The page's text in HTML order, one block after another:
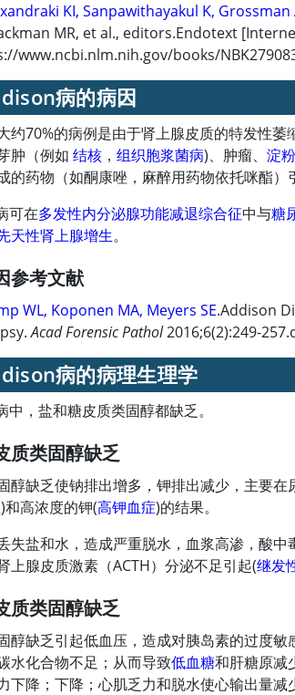
KI, Sanpawithayakul K, Grossman
MR, et al., editors.Endotext
www.ncbi.nlm.nih.gov/books/
病的病因
约70%的病例是由于肾上腺皮质的特发性萎
肿（例如结核 ，组织胞浆菌病)、肿瘤、淀
的药物（如酮康唑，麻醉用药物依托咪酯）
可在多发性内分泌腺功能减退综合征中与糖
天性肾上腺增生。
参考文献
WL, Koponen MA, Meyers SE.Addison
Acad Forensic Pathol2016;6(2):249-
病的病理生理学
，盐和糖皮质类固醇都缺乏。
质类固醇缺乏
醇缺乏使钠排出增多，钾排出减少，主要
)和高浓度的钾(高钾血症)的结果。
失盐和水，造成严重脱水，血浆高渗，酸
上腺皮质激素（ACTH）分泌不足引起(继发
质类固醇缺乏
醇缺乏引起低血压，造成对胰岛素的过度敏
水化合物不足；从而导致低血糖和肝糖原减
下降；下降；心肌乏力和脱水使心输出量减